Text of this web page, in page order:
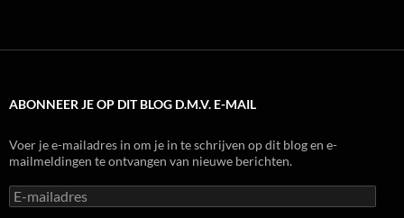
ABONNEER JE OP DIT BLOG D.M.V. E-MAIL
Voer je e-mailadres in om je in te schrijven op dit blog en e-
mailmeldingen te ontvangen van nieuwe berichten.
E-
mailadres